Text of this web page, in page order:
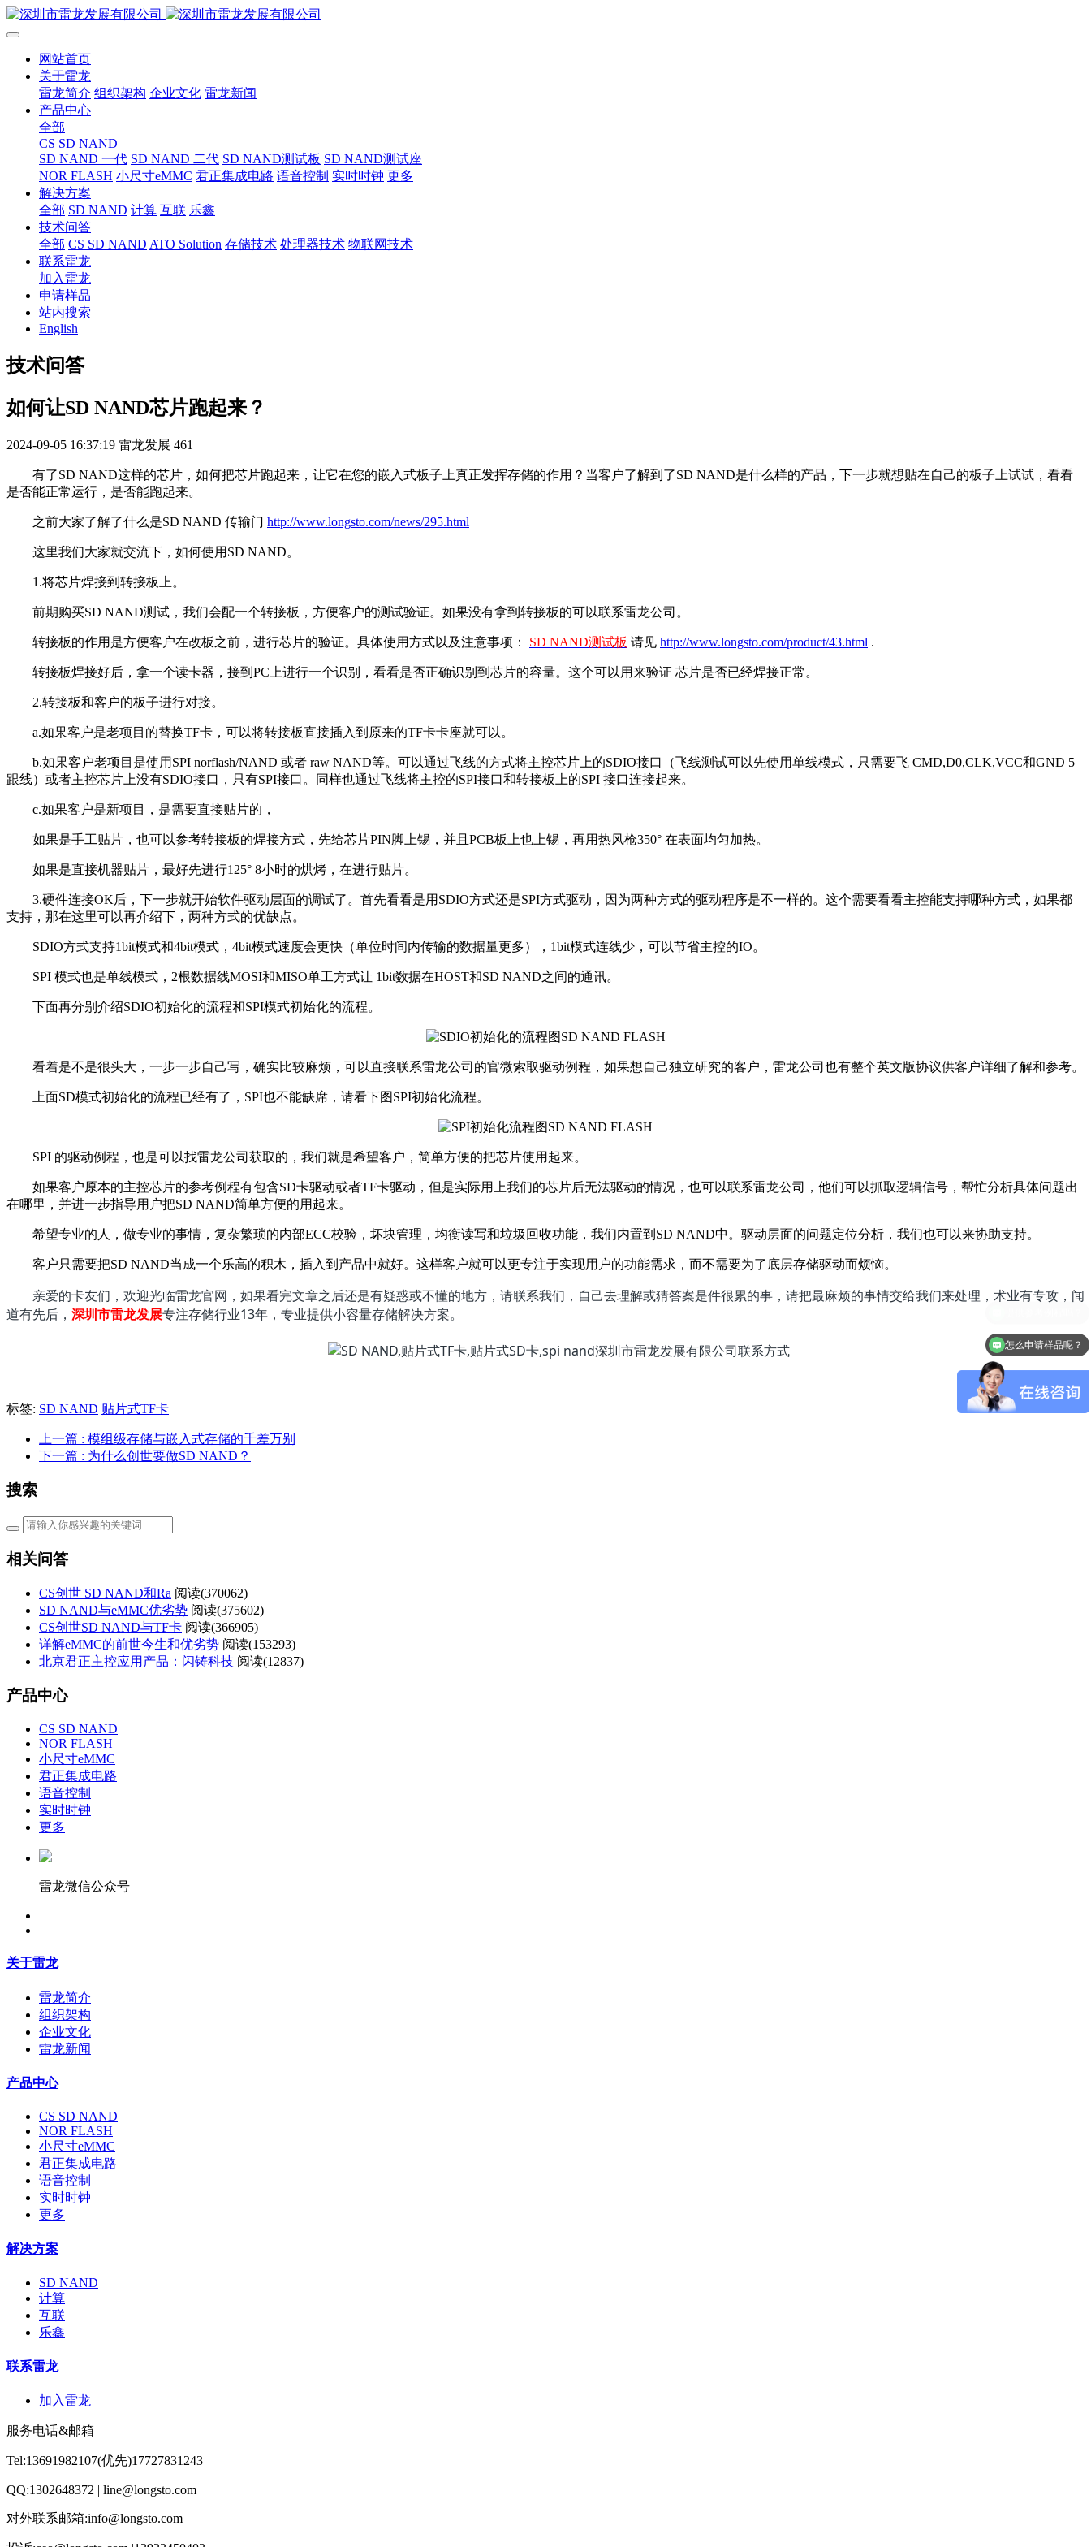
网站首页
关于雷龙
雷龙简介 组织架构 企业文化 雷龙新闻
产品中心
全部
CS SD NAND
SD NAND 一代 SD NAND 二代 SD NAND测试板 SD NAND测试座
NOR FLASH 小尺寸eMMC 君正集成电路 语音控制 实时时钟 更多
解决方案
全部 SD NAND 计算 互联 乐鑫
技术问答
全部 CS SD NAND ATO Solution 存储技术 处理器技术 物联网技术
联系雷龙
加入雷龙
申请样品
站内搜索
English
技术问答
如何让SD NAND芯片跑起来？
2024-09-05 16:37:19 雷龙发展 461
有了SD NAND这样的芯片，如何把芯片跑起来，让它在您的嵌入式板子上真正发挥存储的作用？当客户了解到了SD NAND是什么样的产品，下一步就想贴在自己的板子上试试，看看
是否能正常运行，是否能跑起来。
之前大家了解了什么是SD NAND 传输门 http://www.longsto.com/news/295.html
这里我们大家就交流下，如何使用SD NAND。
1.将芯片焊接到转接板上。
前期购买SD NAND测试，我们会配一个转接板，方便客户的测试验证。如果没有拿到转接板的可以联系雷龙公司。
转接板的作用是方便客户在改板之前，进行芯片的验证。具体使用方式以及注意事项： SD NAND测试板 请见 http://www.longsto.com/product/43.html .
转接板焊接好后，拿一个读卡器，接到PC上进行一个识别，看看是否正确识别到芯片的容量。这个可以用来验证 芯片是否已经焊接正常。
2.转接板和客户的板子进行对接。
a.如果客户是老项目的替换TF卡，可以将转接板直接插入到原来的TF卡卡座就可以。
b.如果客户老项目是使用SPI norflash/NAND 或者 raw NAND等。可以通过飞线的方式将主控芯片上的SDIO接口（飞线测试可以先使用单线模式，只需要飞 CMD,D0,CLK,VCC和GND 5
跟线）或者主控芯片上没有SDIO接口，只有SPI接口。同样也通过飞线将主控的SPI接口和转接板上的SPI 接口连接起来。
c.如果客户是新项目，是需要直接贴片的，
如果是手工贴片，也可以参考转接板的焊接方式，先给芯片PIN脚上锡，并且PCB板上也上锡，再用热风枪350° 在表面均匀加热。
如果是直接机器贴片，最好先进行125° 8小时的烘烤，在进行贴片。
3.硬件连接OK后，下一步就开始软件驱动层面的调试了。首先看看是用SDIO方式还是SPI方式驱动，因为两种方式的驱动程序是不一样的。这个需要看看主控能支持哪种方式，如果都
支持，那在这里可以再介绍下，两种方式的优缺点。
SDIO方式支持1bit模式和4bit模式，4bit模式速度会更快（单位时间内传输的数据量更多），1bit模式连线少，可以节省主控的IO。
SPI 模式也是单线模式，2根数据线MOSI和MISO单工方式让 1bit数据在HOST和SD NAND之间的通讯。
下面再分别介绍SDIO初始化的流程和SPI模式初始化的流程。
看着是不是很头大，一步一步自己写，确实比较麻烦，可以直接联系雷龙公司的官微索取驱动例程，如果想自己独立研究的客户，雷龙公司也有整个英文版协议供客户详细了解和参考。
上面SD模式初始化的流程已经有了，SPI也不能缺席，请看下图SPI初始化流程。
SPI 的驱动例程，也是可以找雷龙公司获取的，我们就是希望客户，简单方便的把芯片使用起来。
如果客户原本的主控芯片的参考例程有包含SD卡驱动或者TF卡驱动，但是实际用上我们的芯片后无法驱动的情况，也可以联系雷龙公司，他们可以抓取逻辑信号，帮忙分析具体问题出
在哪里，并进一步指导用户把SD NAND简单方便的用起来。
希望专业的人，做专业的事情，复杂繁琐的内部ECC校验，坏块管理，均衡读写和垃圾回收功能，我们内置到SD NAND中。驱动层面的问题定位分析，我们也可以来协助支持。
客户只需要把SD NAND当成一个乐高的积木，插入到产品中就好。这样客户就可以更专注于实现用户的功能需求，而不需要为了底层存储驱动而烦恼。
亲爱的卡友们，欢迎光临雷龙官网，如果看完文章之后还是有疑惑或不懂的地方，请联系我们，自己去理解或猜答案是件很累的事，请把最麻烦的事情交给我们来处理，术业有专攻，闻
道有先后， 深圳市雷龙发展专注存储行业13年，专业提供小容量存储解决方案。
标签: SD NAND 贴片式TF卡
上一篇 : 模组级存储与嵌入式存储的千差万别
下一篇 : 为什么创世要做SD NAND？
搜索
相关问答
CS创世 SD NAND和Ra 阅读(370062)
SD NAND与eMMC优劣势 阅读(375602)
CS创世SD NAND与TF卡 阅读(366905)
详解eMMC的前世今生和优劣势 阅读(153293)
北京君正主控应用产品：闪铸科技 阅读(12837)
产品中心
CS SD NAND
NOR FLASH
小尺寸eMMC
君正集成电路
语音控制
实时时钟
更多
雷龙微信公众号
关于雷龙
雷龙简介
组织架构
企业文化
雷龙新闻
产品中心
CS SD NAND
NOR FLASH
小尺寸eMMC
君正集成电路
语音控制
实时时钟
更多
解决方案
SD NAND
计算
互联
乐鑫
联系雷龙
加入雷龙
服务电话&邮箱
Tel:13691982107(优先)17727831243
QQ:1302648372 | line@longsto.com
对外联系邮箱:info@longsto.com
怎么申请样品呢？